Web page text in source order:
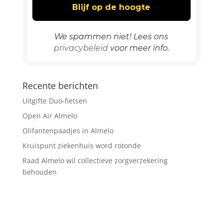
We spammen niet! Lees ons
privacybeleidvoor meer info.
Recente berichten
Uitgifte Duo-fietsen
Open Air Almelo
Olifantenpaadjes in Almelo
Kruispunt ziekenhuis word rotonde
Raad Almelo wil collectieve zorgverzekering
behouden